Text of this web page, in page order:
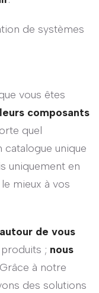
de systèmes
vous êtes
composants
quel
catalogue unique
uniquement en
mieux à vos
de vous
; nous
à notre
des solutions